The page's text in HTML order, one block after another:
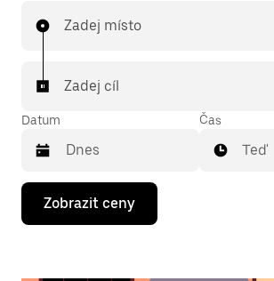
Zadej místo
Zadej cíl
Datum
Stisknutím
klávesy
se
Čas
Teď
Zobrazit ceny